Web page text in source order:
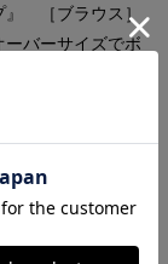
』 ［ブラウス］
バーサイズでボ
デザインで
プ］DAY by
伸縮性がありま
やすい素材で